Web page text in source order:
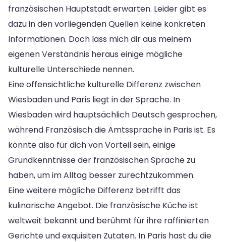
französischen Hauptstadt erwarten. Leider gibt es
dazu in den vorliegenden Quellen keine konkreten
Informationen. Doch lass mich dir aus meinem
eigenen Verständnis heraus einige mögliche
kulturelle Unterschiede nennen.
Eine offensichtliche kulturelle Differenz zwischen
Wiesbaden und Paris liegt in der Sprache. In
Wiesbaden wird hauptsächlich Deutsch gesprochen,
während Französisch die Amtssprache in Paris ist. Es
könnte also für dich von Vorteil sein, einige
Grundkenntnisse der französischen Sprache zu
haben, um im Alltag besser zurechtzukommen.
Eine weitere mögliche Differenz betrifft das
kulinarische Angebot. Die französische Küche ist
weltweit bekannt und berühmt für ihre raffinierten
Gerichte und exquisiten Zutaten. In Paris hast du die